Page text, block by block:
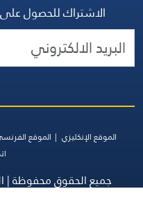
الاشتراك للحصول
الموقع الإنكليزي الموقع
جميع الحقوق محفوظة |